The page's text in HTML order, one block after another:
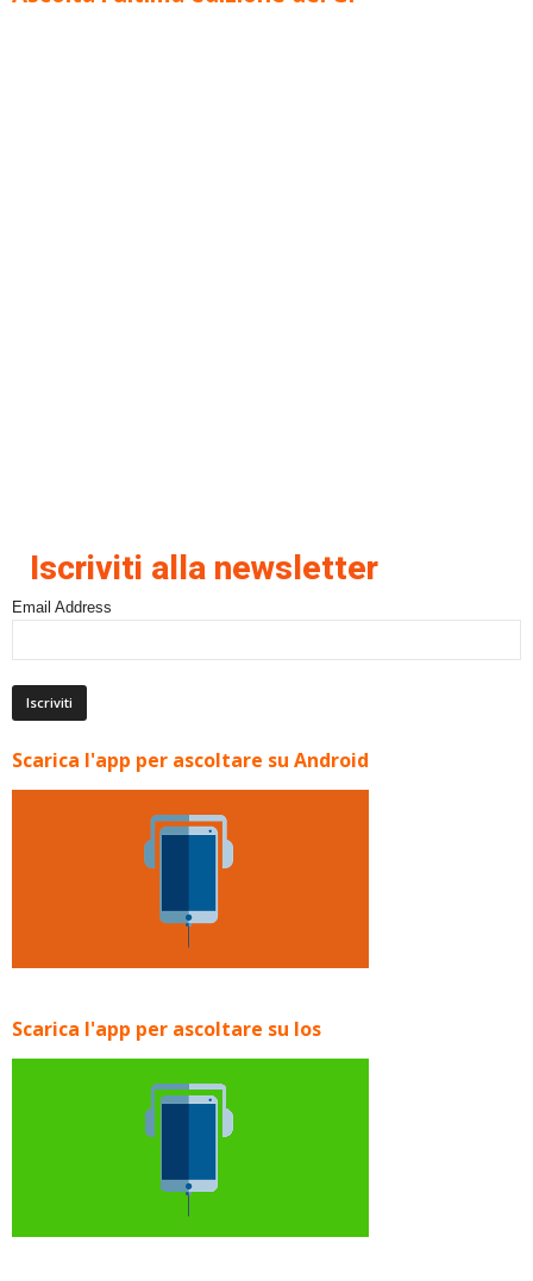
Iscriviti alla newsletter
Email Address
Scarica l'app per ascoltare su Android
Scarica l'app per ascoltare su Ios